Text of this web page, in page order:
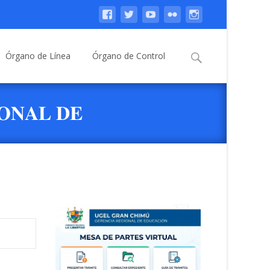
Órgano de Línea Órgano de Control Buscar:
𝐃𝐄